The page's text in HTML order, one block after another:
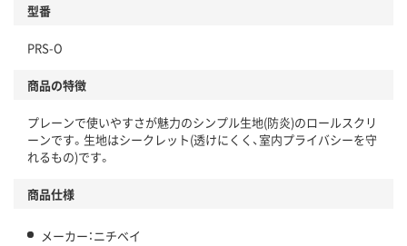
型番
PRS-O
商品の特徴
プレーンで使いやすさが魅力のシンプル生地(防炎)のロールスクリ
ーンです。生地はシークレット(透けにくく、室内プライバシーを守
れるもの)です。
商品仕様
メーカー：ニチベイ